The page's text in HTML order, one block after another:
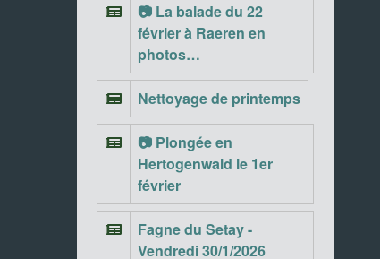
📷 La balade du 22
février à Raeren en
photos…
Nettoyage de printemps
📷 Plongée en
Hertogenwald le 1er
février
Fagne du Setay -
Vendredi 30/1/2026